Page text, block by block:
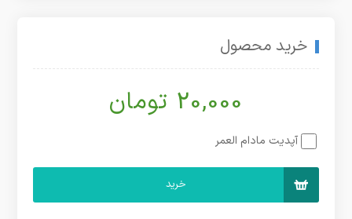
خرید محصول
20,000 تومان
آپدیت مادام العمر
خرید